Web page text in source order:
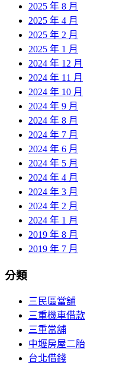
2025 年 8 月
2025 年 4 月
2025 年 2 月
2025 年 1 月
2024 年 12 月
2024 年 11 月
2024 年 10 月
2024 年 9 月
2024 年 8 月
2024 年 7 月
2024 年 6 月
2024 年 5 月
2024 年 4 月
2024 年 3 月
2024 年 2 月
2024 年 1 月
2019 年 8 月
2019 年 7 月
分類
三民區當舖
三重機車借款
三重當舖
中壢房屋二胎
台北借錢